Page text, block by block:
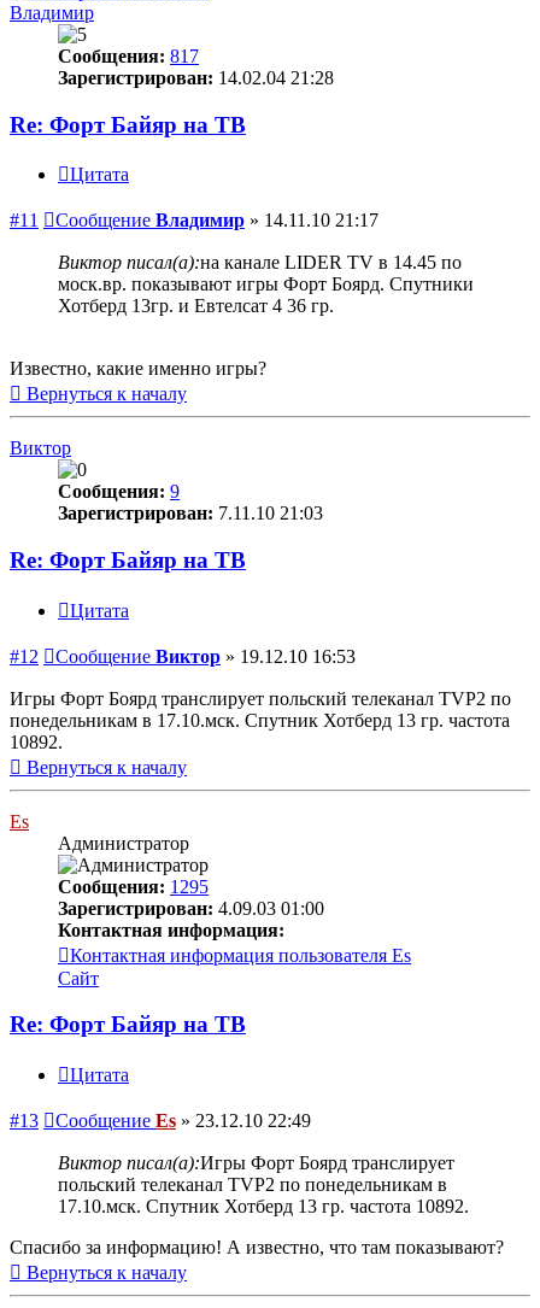
Владимир
Сообщения: 817
Зарегистрирован: 14.02.04 21:28
Re: Форт Байяр на ТВ
Цитата
#11 Сообщение Владимир » 14.11.10 21:17
Виктор писал(а):на канале LIDER TV в 14.45 по
моск.вр. показывают игры Форт Боярд. Спутники
Хотберд 13гр. и Евтелсат 4 36 гр.
Известно, какие именно игры?
Вернуться к началу
Виктор
Сообщения: 9
Зарегистрирован: 7.11.10 21:03
Re: Форт Байяр на ТВ
Цитата
#12 Сообщение Виктор » 19.12.10 16:53
Игры Форт Боярд транслирует польский телеканал TVP2 по
понедельникам в 17.10.мск. Спутник Хотберд 13 гр. частота
10892.
Вернуться к началу
Es
Администратор
Сообщения: 1295
Зарегистрирован: 4.09.03 01:00
Контактная информация:
Контактная информация пользователя Es
Сайт
Re: Форт Байяр на ТВ
Цитата
#13 Сообщение Es » 23.12.10 22:49
Виктор писал(а):Игры Форт Боярд транслирует
польский телеканал TVP2 по понедельникам в
17.10.мск. Спутник Хотберд 13 гр. частота 10892.
Спасибо за информацию! А известно, что там показывают?
Вернуться к началу